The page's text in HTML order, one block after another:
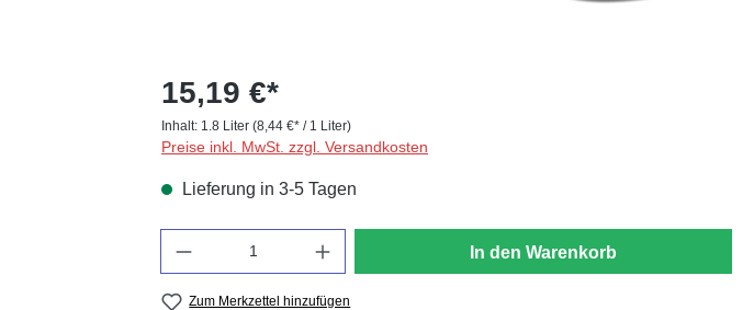
15,19 €*
Inhalt: 1.8 Liter (8,44 €* / 1 Liter)
Preise inkl. MwSt. zzgl. Versandkosten
Lieferung in 3-5 Tagen
In den Warenkorb
Zum Merkzettel hinzufügen